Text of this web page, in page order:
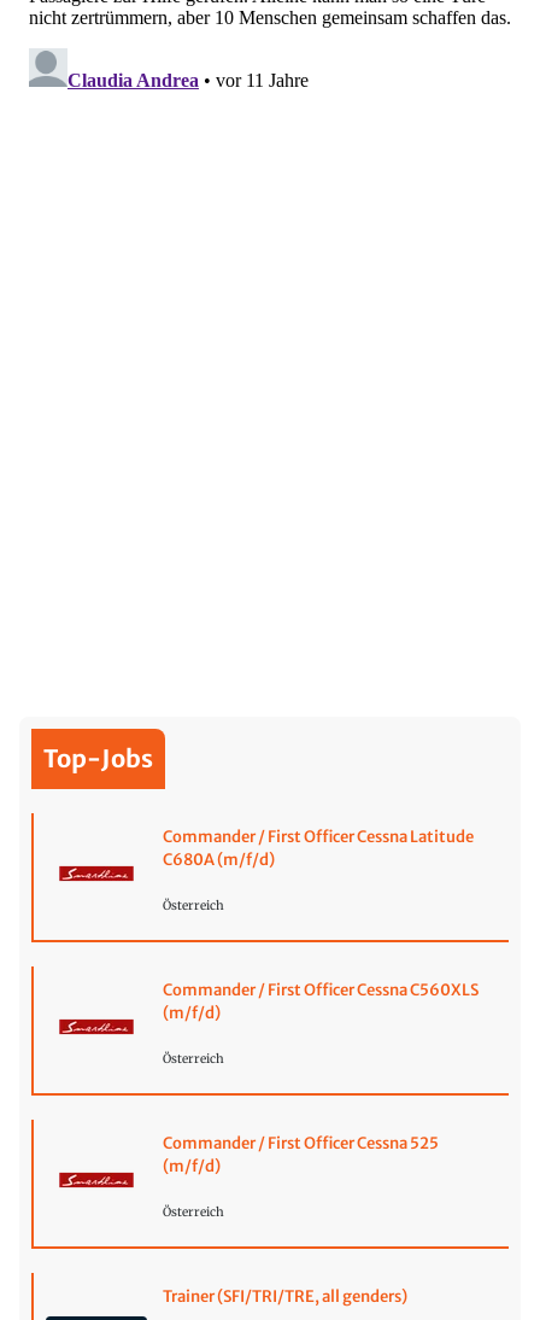
Top-Jobs
Commander / First Officer Cessna Latitude
C680A (m/f/d)
Österreich
Commander / First Officer Cessna C560XLS
(m/f/d)
Österreich
Commander / First Officer Cessna 525
(m/f/d)
Österreich
Trainer (SFI/TRI/TRE, all genders)